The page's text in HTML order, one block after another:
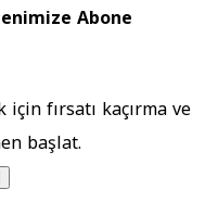
Abone
fırsatı kaçırma ve
başlat.